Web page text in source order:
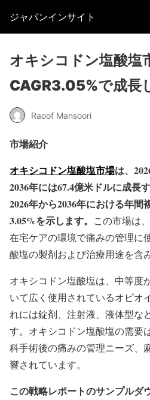
ジャパンインサイト
オキシコドン塩酸塩
CAGR3.05%で成長
Raoof Mansoori
市場紹介
オキシコドン塩酸塩市場は、
2036年には67.4億米ドルに成長
2026年から2036年における年
3.05%を示します。 この市場は
在宅ケアの環境で痛みの管理に
酸塩の製剤および治療用途を含
オキシコドン塩酸塩は、中等度
いて広く使用されているオピオ
れには錠剤、注射液、液体型な
す。オキシコドン塩酸塩の需要
科手術後の痛みの管理ニーズ、
響されています。
この戦略レポートのサンプルダ